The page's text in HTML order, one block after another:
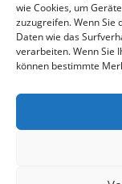
wie Cookies, um
zuzugreifen. Wenn Sie
Daten wie das
verarbeiten. Wenn Sie
können bestimmte
Zahlung
Baumann
Telefon (0 91 61)